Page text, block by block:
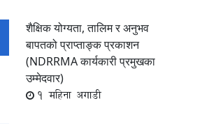
शैक्षिक योग्यता, तालिम र अनुभव
बापतको प्राप्ताङ्क प्रकाशन
(NDRRMA कार्यकारी प्रमुखका
उम्मेदवार)
1 महिना अगाडी